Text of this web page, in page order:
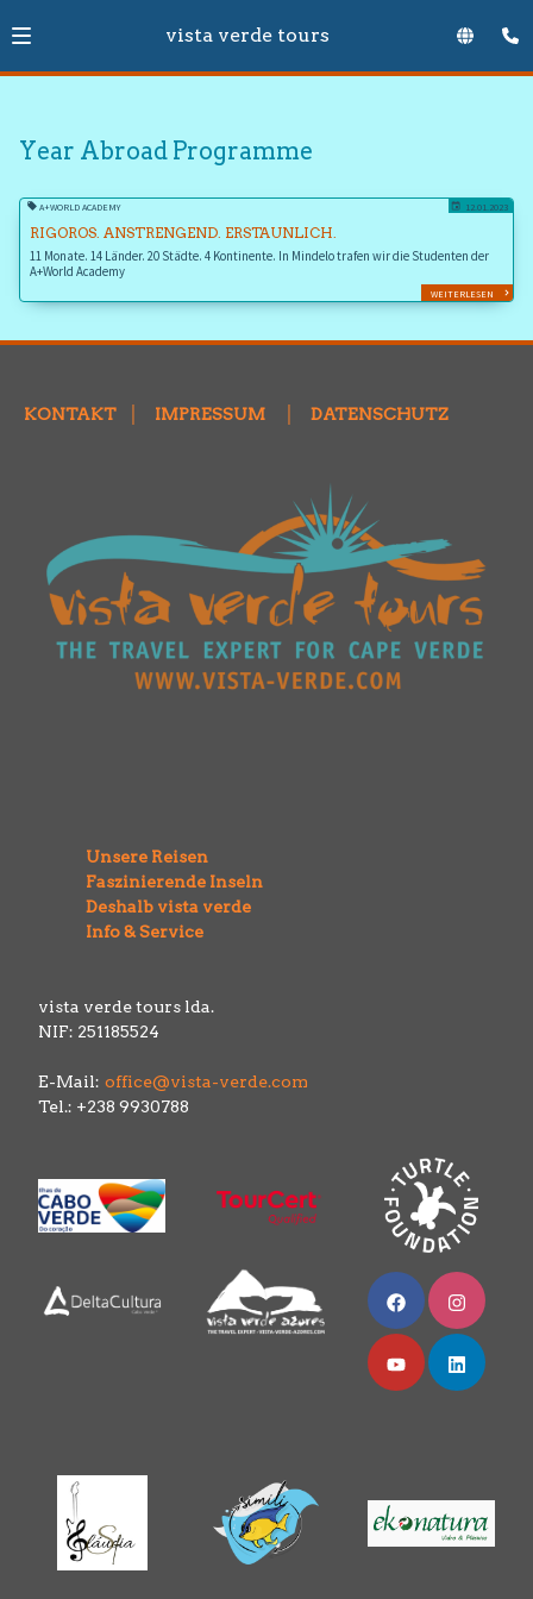
vista verde tours
Year Abroad Programme
A+WORLD ACADEMY 12.01.2023
RIGOROS. ANSTRENGEND. ERSTAUNLICH.
11 Monate. 14 Länder. 20 Städte. 4 Kontinente. In Mindelo trafen wir die Studenten der
A+World Academy
WEITERLESEN
KONTAKT IMPRESSUM DATENSCHUTZ
Unsere Reisen
Faszinierende Inseln
Deshalb vista verde
Info & Service
vista verde tours lda.
NIF: 251185524
E-Mail: office@vista-verde.com
Tel.: +238 9930788